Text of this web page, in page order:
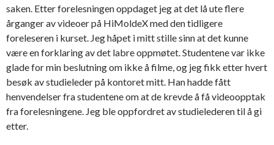
saken. Etter forelesningen oppdaget jeg at det lå ute flere
årganger av videoer på HiMoldeX med den tidligere
foreleseren i kurset. Jeg håpet i mitt stille sinn at det kunne
være en forklaring av det labre oppmøtet. Studentene var ikke
glade for min beslutning om ikke å filme, og jeg fikk etter hvert
besøk av studieleder på kontoret mitt. Han hadde fått
henvendelser fra studentene om at de krevde å få videoopptak
fra forelesningene. Jeg ble oppfordret av studielederen til å gi
etter.